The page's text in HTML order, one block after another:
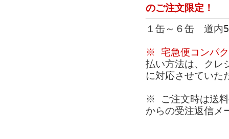
のご注文限定！
１缶～６缶 道
※ 宅急便コンパク
払い方法は、クレ
に対応させていた
※ ご注文時は送
からの受注返信メ